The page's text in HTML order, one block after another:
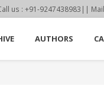
us : +91-9247438983||
AUTHORS